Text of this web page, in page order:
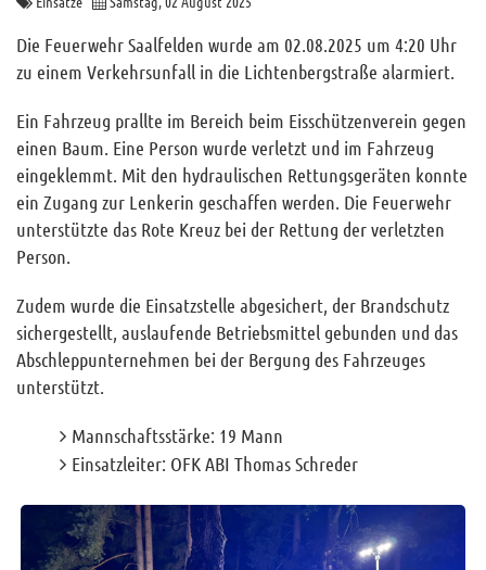
Funktionäre
Veranstaltungen
Mitgliederbereich
Home
Kontakt
Sitemap
Impressum
RSS News
Datenschutz
Die Feuerwehr Saalfelden wurde am 02.08.2025 um 4:20 Uhr
zu einem Verkehrsunfall in die Lichtenbergstraße alarmiert.
Ein Fahrzeug prallte im Bereich beim Eisschützenverein gegen
einen Baum. Eine Person wurde verletzt und im Fahrzeug
eingeklemmt. Mit den hydraulischen Rettungsgeräten konnte
ein Zugang zur Lenkerin geschaffen werden. Die Feuerwehr
unterstützte das Rote Kreuz bei der Rettung der verletzten
Person.
Zudem wurde die Einsatzstelle abgesichert, der Brandschutz
sichergestellt, auslaufende Betriebsmittel gebunden und das
Abschleppunternehmen bei der Bergung des Fahrzeuges
unterstützt.
Mannschaftsstärke: 19 Mann
Einsatzleiter: OFK ABI Thomas Schreder